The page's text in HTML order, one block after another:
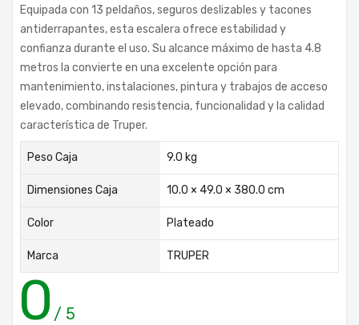
Equipada con 13 peldaños, seguros deslizables y tacones
antiderrapantes, esta escalera ofrece estabilidad y
confianza durante el uso. Su alcance máximo de hasta 4.8
metros la convierte en una excelente opción para
mantenimiento, instalaciones, pintura y trabajos de acceso
elevado, combinando resistencia, funcionalidad y la calidad
característica de Truper.
Peso Caja 9.0 kg
Dimensiones Caja 10.0 × 49.0 × 380.0 cm
Color Plateado
Marca TRUPER
0 / 5